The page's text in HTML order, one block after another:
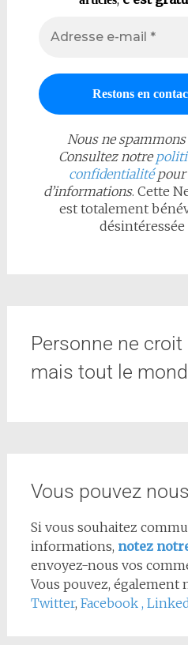
Nous ne spammons
Consultez notre
confidentialitépour
d’informations. Cette
est totalement
désintéressée
Personne ne
mais tout le
Vous pouvez
Si vous souhaitez
informations, notez
envoyez-nous vos
Vous pouvez, également
Twitter, Facebook ,